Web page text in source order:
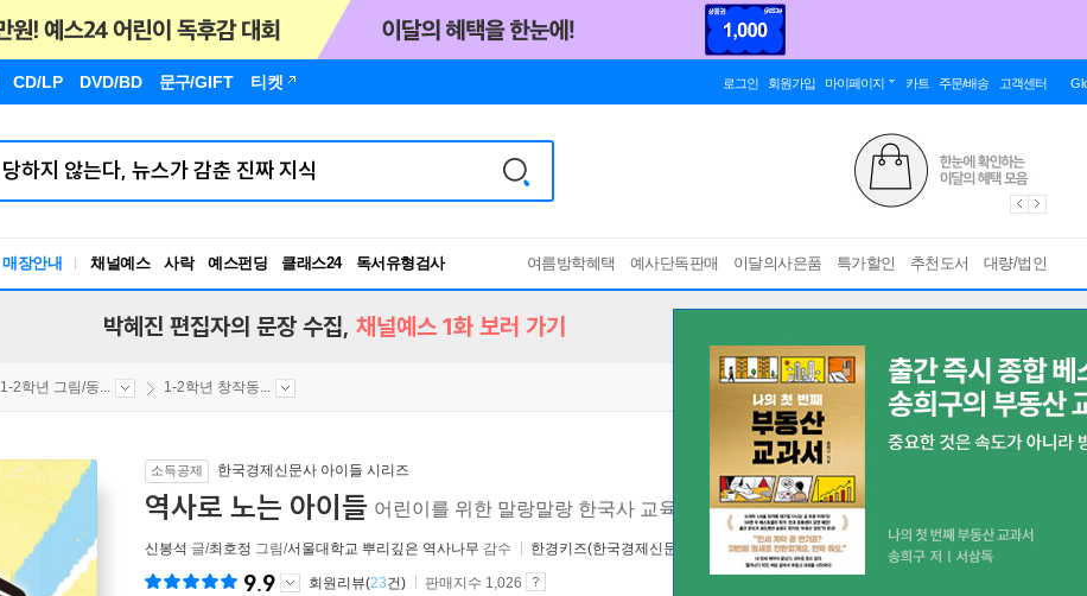
CD/LP DVD/BD 문구/GIFT 티켓 로그인 회원가입 마이페이지 카트 주문/배송 고객센터
매장안내 채널예스 사락 예스펀딩 클래스24
독서유형검사
RBTI Lab
여름방학혜택 예사단독판매 이달의사은품 특가할인 추천도서 대량/법인
박혜진 편집자의 문장 수집, 채널예스 1화 보러 가기
1-2학년 그림/동... 1-2학년 창작동...
소득공제 한국경제신문사 아이들 시리즈
역사로 노는 아이들 어린이를 위한 말랑말랑 한국사 교육 동화[ 2024 아침독서 추천도서 ]
신봉석 글/최호정 그림/서울대학교 뿌리깊은 역사나무 감수 한경키즈(한국경제신문) 2023년 09월 06일
9.9 회원리뷰(23건) 판매지수 1,026